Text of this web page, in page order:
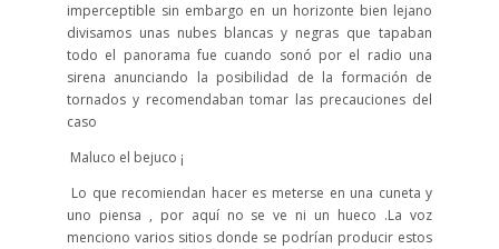
imperceptible sin embargo en un horizonte bien lejano
divisamos unas nubes blancas y negras que tapaban
todo el panorama fue cuando sonó por el radio una
sirena anunciando la posibilidad de la formación de
tornados y recomendaban tomar las precauciones del
caso
Maluco el bejuco ¡
Lo que recomiendan hacer es meterse en una cuneta y
uno piensa , por aquí no se ve ni un hueco .La voz
menciono varios sitios donde se podrían producir estos